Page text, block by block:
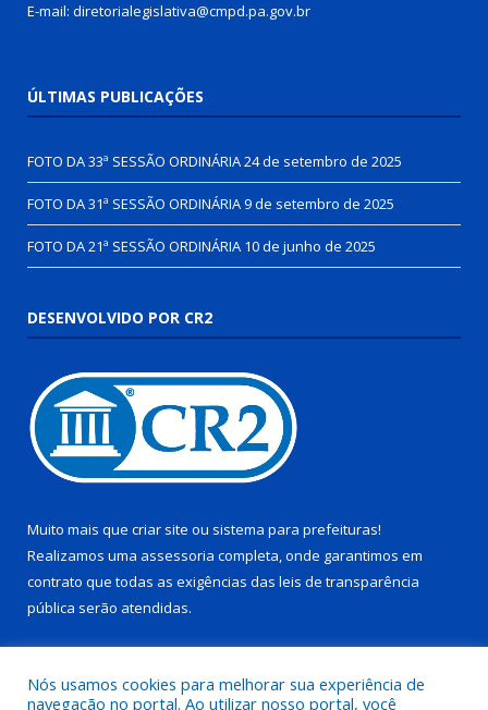
E-mail: diretorialegislativa@cmpd.pa.gov.br
ÚLTIMAS PUBLICAÇÕES
FOTO DA 33ª SESSÃO ORDINÁRIA24 de setembro de 2025
FOTO DA 31ª SESSÃO ORDINÁRIA9 de setembro de 2025
FOTO DA 21ª SESSÃO ORDINÁRIA 10 de junho de 2025
DESENVOLVIDO POR CR2
Muito mais que criar site ou sistema para prefeituras!
Realizamos uma assessoria completa, onde garantimos em
contrato que todas as exigências das leis de transparência
pública serão atendidas.
Nós usamos cookies para melhorar sua experiência de
navegação no portal. Ao utilizar nosso portal, você